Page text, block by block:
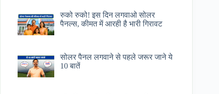
रुको रुको! इस दिन लगवाओ सोलर
पैनल्स, कीमत में आरही है भारी गिरावट
सोलर पैनल लगवाने से पहले जरूर जाने ये
10 बातें